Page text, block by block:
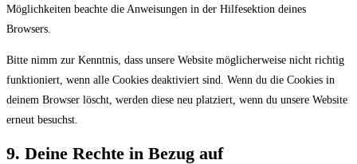
Möglichkeiten beachte die Anweisungen in der Hilfesektion deines
Browsers.
Bitte nimm zur Kenntnis, dass unsere Website möglicherweise nicht richtig
funktioniert, wenn alle Cookies deaktiviert sind. Wenn du die Cookies in
deinem Browser löscht, werden diese neu platziert, wenn du unsere Website
erneut besuchst.
9. Deine Rechte in Bezug auf